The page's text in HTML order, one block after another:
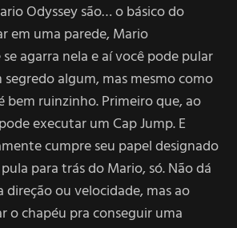
Odyssey são… o básico do
em uma parede, Mario
agarra nela e aí você pode pular
algum, mas mesmo como
bem ruinzinho. Primeiro que, ao
executar um Cap Jump. E
cumpre seu papel designado
para trás do Mario, só. Não dá
ou velocidade, mas ao
o chapéu pra conseguir uma